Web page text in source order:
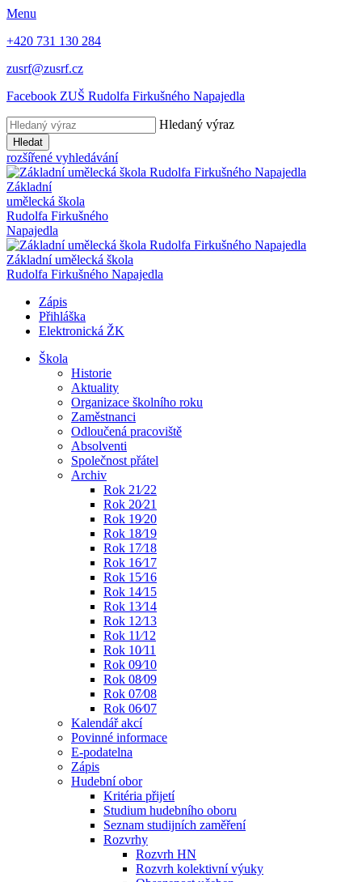
Menu
+420 731 130 284
zusrf@zusrf.cz
Facebook ZUŠ Rudolfa Firkušného Napajedla
Hledaný výraz
Hledat
rozšířené vyhledávání
Základní
umělecká škola
Rudolfa Firkušného
Napajedla
Základní umělecká škola
Rudolfa Firkušného Napajedla
Zápis
Přihláška
Elektronická ŽK
Škola
Historie
Aktuality
Organizace školního roku
Zaměstnanci
Odloučená pracoviště
Absolventi
Společnost přátel
Archiv
Rok 21⁄22
Rok 20⁄21
Rok 19⁄20
Rok 18⁄19
Rok 17⁄18
Rok 16⁄17
Rok 15⁄16
Rok 14⁄15
Rok 13⁄14
Rok 12⁄13
Rok 11⁄12
Rok 10⁄11
Rok 09⁄10
Rok 08⁄09
Rok 07⁄08
Rok 06⁄07
Kalendář akcí
Povinné informace
E-podatelna
Zápis
Hudební obor
Kritéria přijetí
Studium hudebního oboru
Seznam studijních zaměření
Rozvrhy
Rozvrh HN
Rozvrh kolektivní výuky